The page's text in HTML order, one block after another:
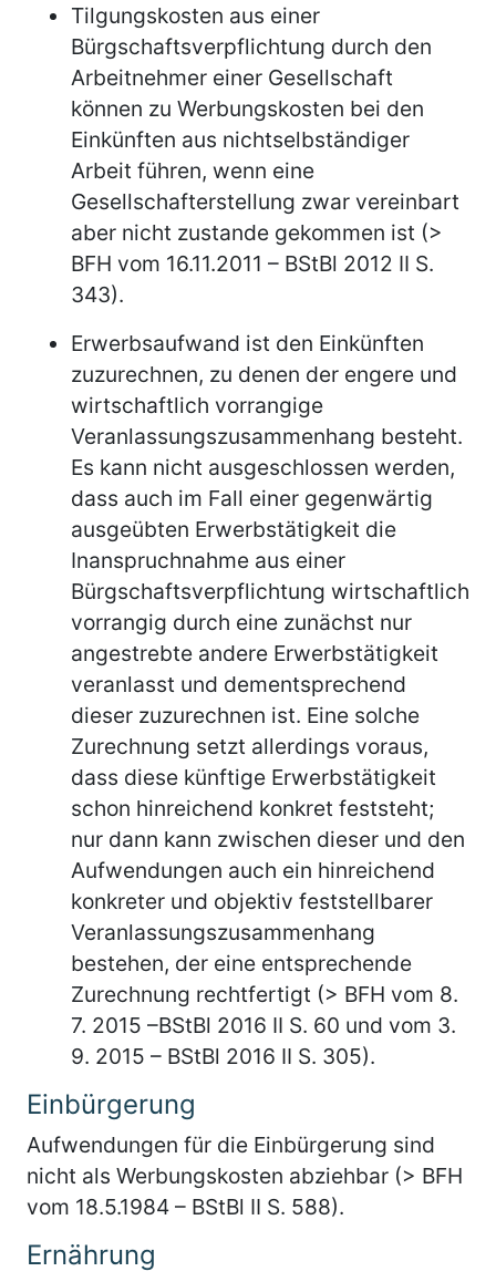
Tilgungskosten aus einer
Bürgschaftsverpflichtung durch den
Arbeitnehmer einer Gesellschaft
können zu Werbungskosten bei den
Einkünften aus nichtselbständiger
Arbeit führen, wenn eine
Gesellschafterstellung zwar vereinbart
aber nicht zustande gekommen ist (>
BFH vom 16.11.2011 – BStBl 2012 II S.
343).
Erwerbsaufwand ist den Einkünften
zuzurechnen, zu denen der engere und
wirtschaftlich vorrangige
Veranlassungszusammenhang besteht.
Es kann nicht ausgeschlossen werden,
dass auch im Fall einer gegenwärtig
ausgeübten Erwerbstätigkeit die
Inanspruchnahme aus einer
Bürgschaftsverpflichtung wirtschaftlich
vorrangig durch eine zunächst nur
angestrebte andere Erwerbstätigkeit
veranlasst und dementsprechend
dieser zuzurechnen ist. Eine solche
Zurechnung setzt allerdings voraus,
dass diese künftige Erwerbstätigkeit
schon hinreichend konkret feststeht;
nur dann kann zwischen dieser und den
Aufwendungen auch ein hinreichend
konkreter und objektiv feststellbarer
Veranlassungszusammenhang
bestehen, der eine entsprechende
Zurechnung rechtfertigt (> BFH vom 8.
7. 2015 –BStBl 2016 II S. 60 und vom 3.
9. 2015 – BStBl 2016 II S. 305).
Einbürgerung
Aufwendungen für die Einbürgerung sind
nicht als Werbungskosten abziehbar (> BFH
vom 18.5.1984 – BStBl II S. 588).
Ernährung